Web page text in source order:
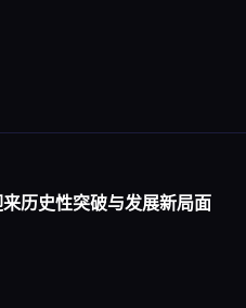
历史性突破与发展新局面